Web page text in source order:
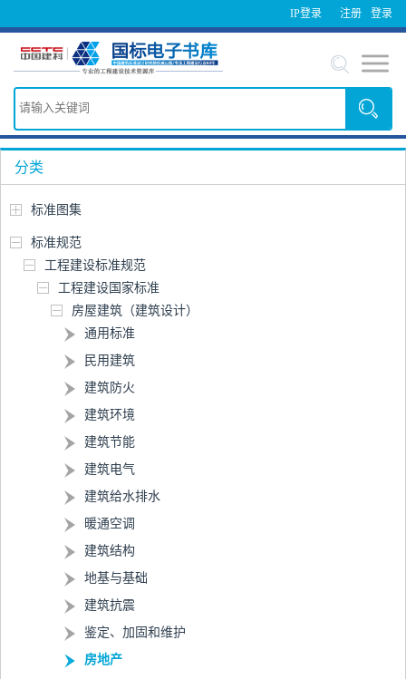
IP登录 登录
注册
分类
标准图集
标准规范
工程建设标准规范
工程建设国家标准
房屋建筑（建筑设计）
通用标准
民用建筑
建筑防火
建筑环境
建筑节能
建筑电气
建筑给水排水
暖通空调
建筑结构
地基与基础
建筑抗震
鉴定、加固和维护
房地产